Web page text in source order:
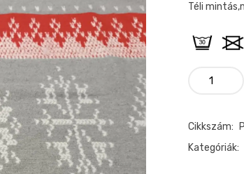
Téli
mennyiség
Cikkszám:
Kategóriák: